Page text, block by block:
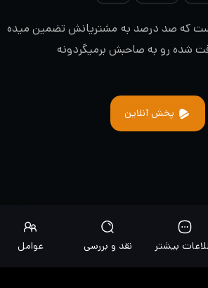
که صد درصد به مشتریانش تضمین میده
شده رو به صاحبش برمیگردونه
پخش آنلاین
بیشتر نقد و بررسی عوامل